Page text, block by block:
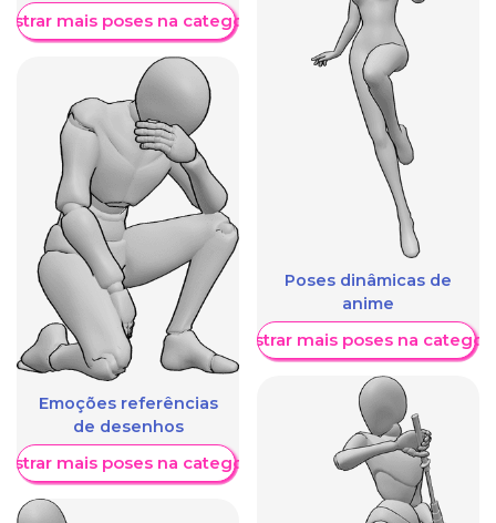
mais poses na categoria
Emoções referências
de desenhos
mais poses na categoria
Poses dinâmicas de
anime
Mostrar mais poses na